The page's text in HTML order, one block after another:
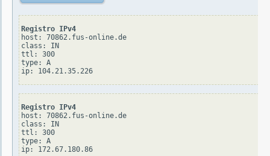
Registro IPv4
host: 70862.fus-online.de
class: IN
ttl: 300
type: A
Registro IPv4
host: 70862.fus-online.de
class: IN
ttl: 300
type: A